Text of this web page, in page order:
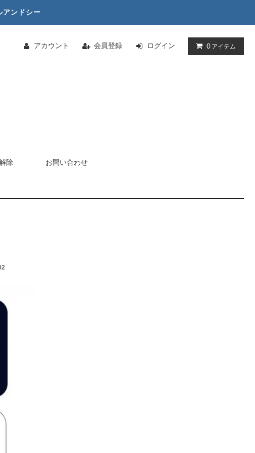
アンドシー
アカウント 会員登録 ログイン 0 アイテム
除 お問い合わせ